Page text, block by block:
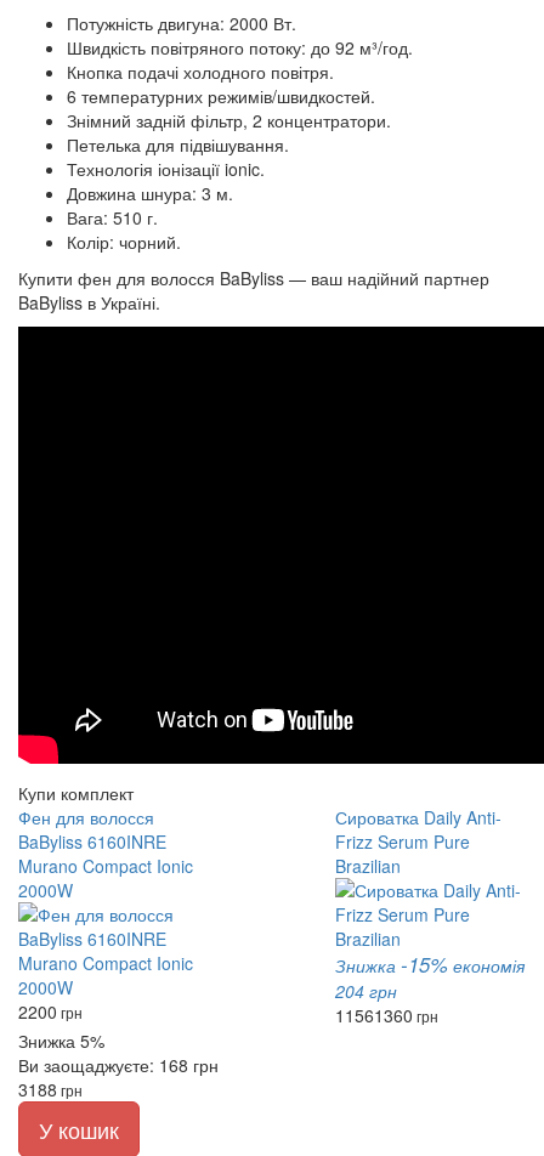
Потужність двигуна: 2000 Вт.
Швидкість повітряного потоку: до 92 м³/год.
Кнопка подачі холодного повітря.
6 температурних режимів/швидкостей.
Знімний задній фільтр, 2 концентратори.
Петелька для підвішування.
Технологія іонізації ionic.
Довжина шнура: 3 м.
Вага: 510 г.
Колір: чорний.
Купити фен для волосся BaByliss — ваш надійний партнер
BaByliss в Україні.
Купи комплект
Фен для волосся
BaByliss 6160INRE
Murano Compact Ionic
2000W
2200 грн
Сироватка Daily Anti-
Frizz Serum Pure
Brazilian
Знижка-15% економія
204 грн
11561360 грн
Знижка 5%
Ви заощаджуєте: 168 грн
3188 грн
У кошик